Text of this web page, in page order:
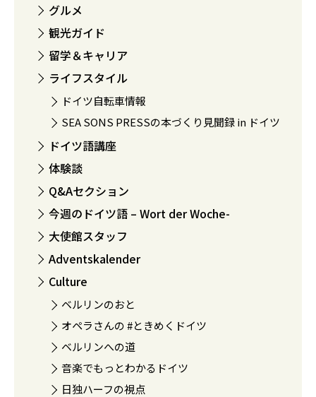
グルメ
観光ガイド
留学＆キャリア
ライフスタイル
ドイツ自転車情報
SEA SONS PRESSの本づくり見聞録 in ドイツ
ドイツ語講座
体験談
Q&Aセクション
今週のドイツ語 – Wort der Woche-
大使館スタッフ
Adventskalender
Culture
ベルリンのおと
オペラさんの #ときめくドイツ
ベルリンへの道
音楽でもっとわかるドイツ
日独ハーフの視点